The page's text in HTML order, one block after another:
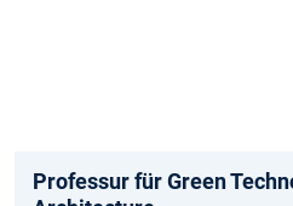
Professur für Green